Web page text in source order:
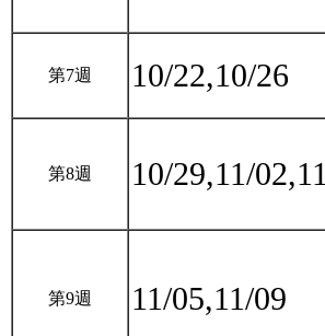
第7週 10/22,10/26
第8週 10/29,11/
第9週 11/05,11/09